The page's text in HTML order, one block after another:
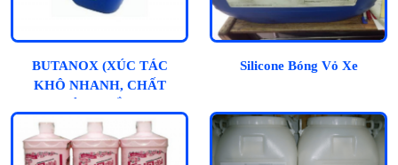
BUTANOX (XÚC TÁC
KHÔ NHANH, CHẤT
Silicone Bóng Vỏ Xe